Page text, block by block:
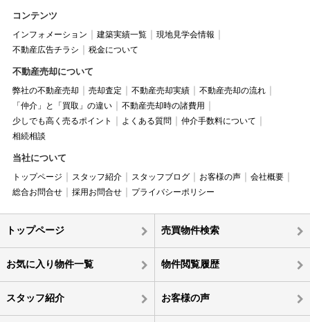
コンテンツ
インフォメーション 建築実績一覧
現地見学会情報
不動産広告チラシ
税金について
不動産売却について
弊社の不動産売却 売却査定 不動産売却実績
不動産売却の流れ
「仲介」と「買取」の違い
不動産売却時の諸費用
少しでも高く売るポイント
よくある質問
仲介手数料について
相続相談
当社について
トップページ スタッフ紹介 スタッフブログ お客様の声
会社概要
総合お問合せ
採用お問合せ プライバシーポリシー
トップページ 売買物件検索
お気に入り物件一覧 物件閲覧履歴
スタッフ紹介 お客様の声